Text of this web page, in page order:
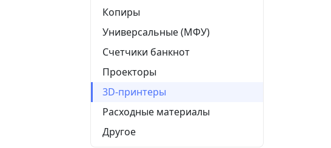
Копиры
Универсальные (МФУ)
Счетчики банкнот
Проекторы
3D-принтеры
Расходные материалы
Другое